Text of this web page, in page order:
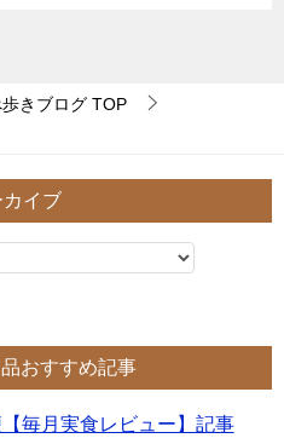
きブログ TOP
カイブ
おすすめ記事
毎月実食レビュー】記事